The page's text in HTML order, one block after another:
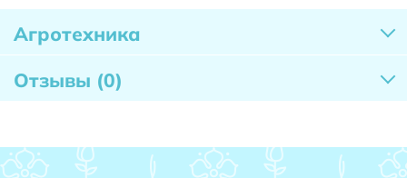
Агротехника
Отзывы (0)